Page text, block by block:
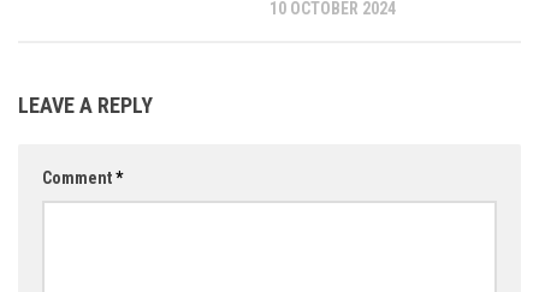
10 OCTOBER 2024
LEAVE A REPLY
Comment*